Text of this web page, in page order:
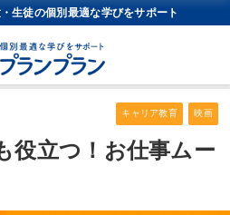
生徒の個別最適な学びをサポート
キャリア教育 映画
役立つ！お仕事ムー